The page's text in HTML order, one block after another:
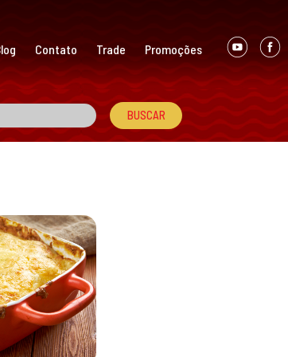
Contato Trade Promoções